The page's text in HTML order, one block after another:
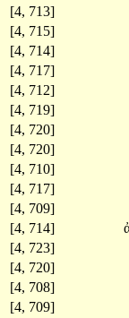
[4, 713]
[4, 715]
[4, 714]
[4, 717]
[4, 712]
[4, 719]
[4, 720]
[4, 720]
[4, 710]
[4, 717]
[4, 709]
[4, 714]
[4, 723]
[4, 720]
[4, 708]
[4, 709]